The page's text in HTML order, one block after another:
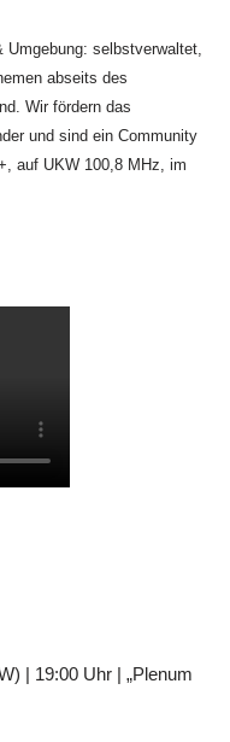
Umgebung: selbstverwaltet,
abseits des
Wir fördern das
und sind ein Community
auf UKW 100,8 MHz, im
| 19:00 Uhr | „Plenum